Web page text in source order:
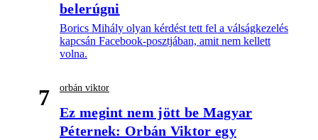
belerúgni
Borics Mihály olyan kérdést tett fel a válságkezelés
kapcsán Facebook-posztjában, amit nem kellett
volna.
7 orbán viktor
Ez megint nem jött be Magyar
Péternek: Orbán Viktor egy